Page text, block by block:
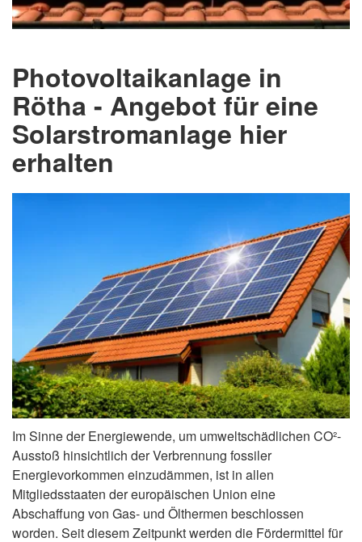
Photovoltaikanlage in
Rötha - Angebot für eine
Solarstromanlage hier
erhalten
Im Sinne der Energiewende, um umweltschädlichen CO²-
Ausstoß hinsichtlich der Verbrennung fossiler
Energievorkommen einzudämmen, ist in allen
Mitgliedsstaaten der europäischen Union eine
Abschaffung von Gas- und Ölthermen beschlossen
worden. Seit diesem Zeitpunkt werden die Fördermittel für